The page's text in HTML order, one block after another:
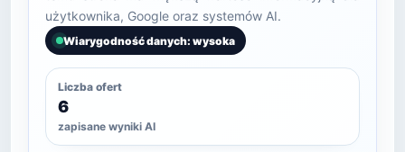
użytkownika, Google oraz systemów AI.
Wiarygodność danych: wysoka
Liczba ofert
6
zapisane wyniki AI